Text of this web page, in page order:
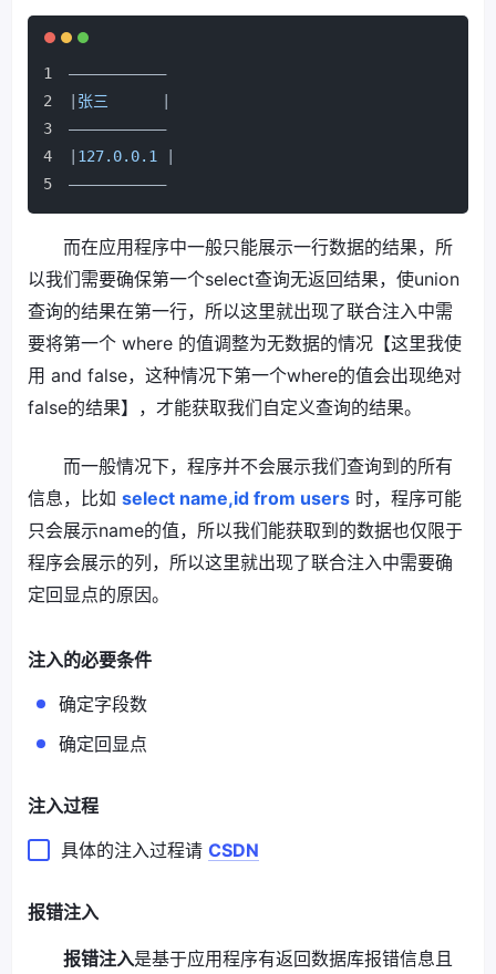
———————————
张三
———————————
127.0.0.1
———————————
而在应用程序中一般只能展示一行数据的结果，所
以我们需要确保第一个select查询无返回结果，使union
查询的结果在第一行，所以这里就出现了联合注入中需
要将第一个 where 的值调整为无数据的情况【这里我使
用 and false，这种情况下第一个where的值会出现绝对
false的结果】，才能获取我们自定义查询的结果。
而一般情况下，程序并不会展示我们查询到的所有
信息，比如 select name,id from users 时，程序可能
只会展示name的值，所以我们能获取到的数据也仅限于
程序会展示的列，所以这里就出现了联合注入中需要确
定回显点的原因。
注入的必要条件
确定字段数
确定回显点
注入过程
具体的注入过程请 CSDN
报错注入
报错注入是基于应用程序有返回数据库报错信息且